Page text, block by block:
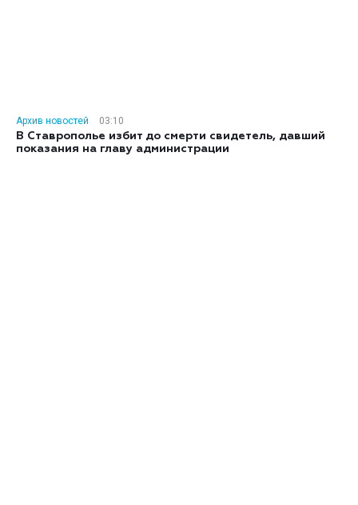
Архив новостей
03:10
В Ставрополье избит до смерти свидетель, давший
показания на главу администрации